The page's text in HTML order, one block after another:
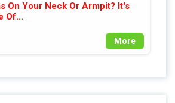
On Your Neck Or Armpit? It's
Of...
More